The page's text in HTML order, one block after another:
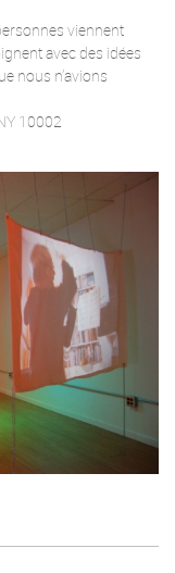
viennent
avec des idées
nous n’avions
10002